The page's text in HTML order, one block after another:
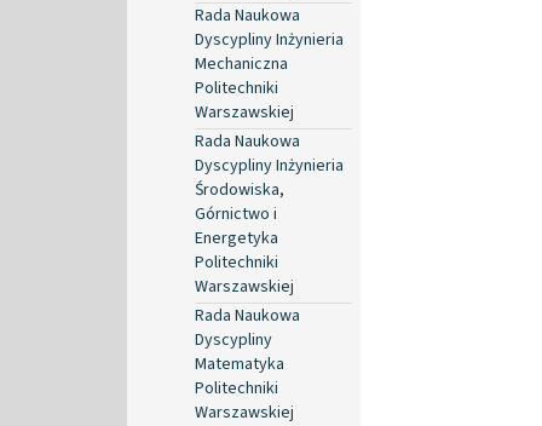
Rada Naukowa
Dyscypliny Inżynieria
Mechaniczna
Politechniki
Warszawskiej
Rada Naukowa
Dyscypliny Inżynieria
Środowiska,
Górnictwo i
Energetyka
Politechniki
Warszawskiej
Rada Naukowa
Dyscypliny
Matematyka
Politechniki
Warszawskiej